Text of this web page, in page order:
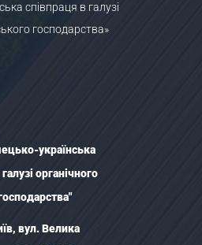
співпраця в галузі
господарства»
українська
органічного
вул. Велика